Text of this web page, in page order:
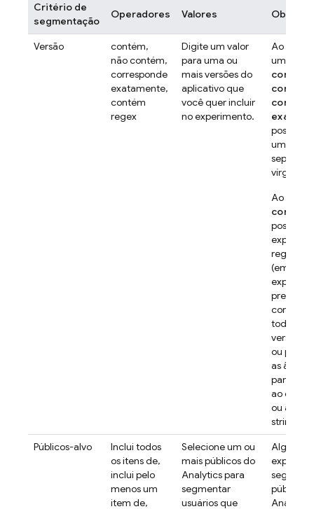
Critério de
segmentação
Operadores Valores
Versão
contém,
não contém,
corresponde
exatamente,
contém
regex
Digite um valor
para uma ou
mais versões do
aplicativo que
você quer incluir
no experimento.
Ao usar
um dos
contém
contém
possível
uma lista
vírgula.
Ao usar
contém
possível
(em
precisa
toda a
versão
ou parte
as
para
ao
ou a
string de
Públicos-alvo
Inclui todos
os itens de,
inclui pelo
menos um
item de,
Selecione um ou
mais públicos do
Analyticspara
segmentar
usuários que
Alguns
públicos
Analytics